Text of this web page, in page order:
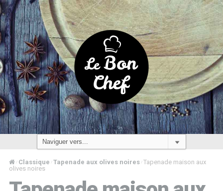
/ Classique / Tapenade aux olives noires / Tapenade maison aux
olives noires